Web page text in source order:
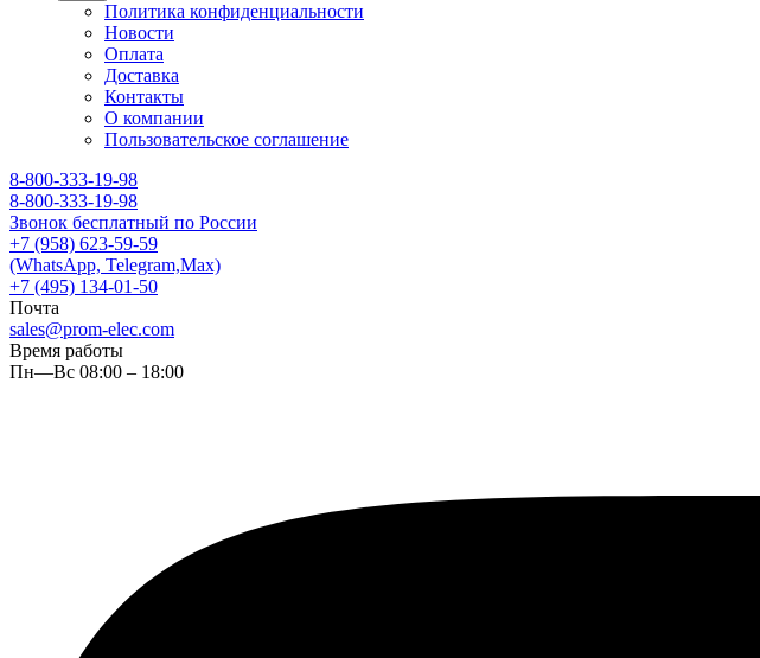
Политика конфиденциальности
Новости
Оплата
Доставка
Контакты
О компании
Пользовательское соглашение
8-800-333-19-98
8-800-333-19-98
Звонок бесплатный по России
+7 (958) 623-59-59
(WhatsApp, Telegram,Max)
+7 (495) 134-01-50
Почта
sales@prom-elec.com
Время работы
Пн—Вс 08:00 – 18:00